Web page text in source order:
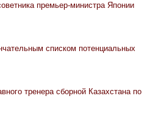
премьер-министра Японии
списком потенциальных
тренера сборной Казахстана по